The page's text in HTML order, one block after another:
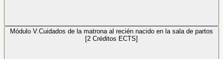
Módulo V.Cuidados de la matrona al recién nacido en la sala de partos